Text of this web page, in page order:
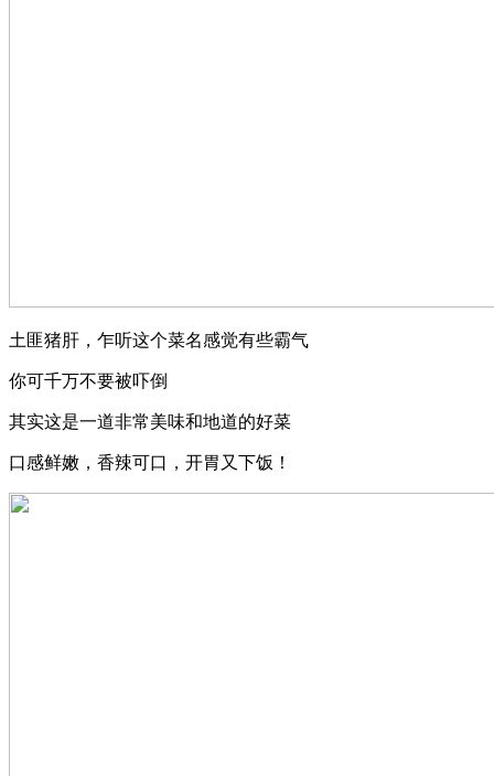
土匪猪肝，乍听这个菜名感觉有些霸气
你可千万不要被吓倒
其实这是一道非常美味和地道的好菜
口感鲜嫩，香辣可口，开胃又下饭！